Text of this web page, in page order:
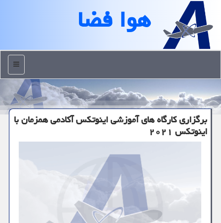
هوا فضا
منو
برگزاری كارگاه های آموزشی اینوتكس آكادمی همزمان با
اینوتكس ۲۰۲۱